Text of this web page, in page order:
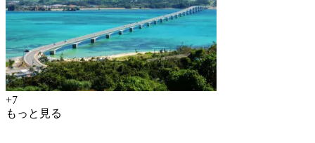
+7
もっと見る